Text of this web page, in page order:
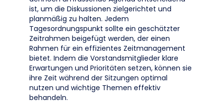
ist, um die Diskussionen zielgerichtet und
planmäßig zu halten. Jedem
Tagesordnungspunkt sollte ein geschätzter
Zeitrahmen beigefügt werden, der einen
Rahmen für ein effizientes Zeitmanagement
bietet. Indem die Vorstandsmitglieder klare
Erwartungen und Prioritäten setzen, können sie
ihre Zeit während der Sitzungen optimal
nutzen und wichtige Themen effektiv
behandeln.